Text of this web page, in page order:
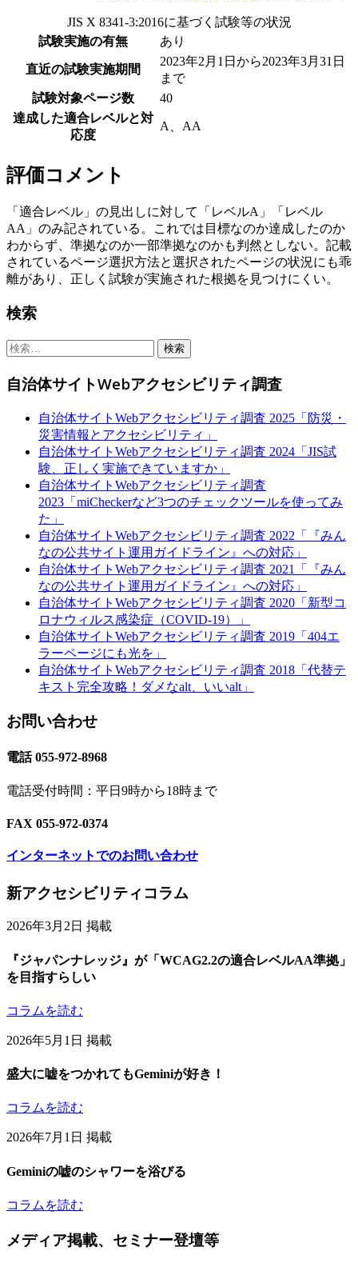
JIS X 8341-3:2016に基づく試験等の状況
試験実施の有無
あり
直近の試験実施期間
2023年2月1日から2023年3月31日
まで
試験対象ページ数
40
達成した適合レベルと対
応度
A、AA
評価コメント
「適合レベル」の見出しに対して「レベルA」「レベル
AA」のみ記されている。これでは目標なのか達成したのか
わからず、準拠なのか一部準拠なのかも判然としない。記載
されているページ選択方法と選択されたページの状況にも乖
離があり、正しく試験が実施された根拠を見つけにくい。
Sidebar
検索
検
自治体サイトWebアクセシビリティ調査
自治体サイトWebアクセシビリティ調査 2025「防災・
災害情報とアクセシビリティ」
自治体サイトWebアクセシビリティ調査 2024「JIS試
験、正しく実施できていますか」
自治体サイトWebアクセシビリティ調査
2023「miCheckerなど3つのチェックツールを使ってみ
た」
自治体サイトWebアクセシビリティ調査 2022「『みん
なの公共サイト運用ガイドライン』への対応」
自治体サイトWebアクセシビリティ調査 2021「『みん
なの公共サイト運用ガイドライン』への対応」
自治体サイトWebアクセシビリティ調査 2020「新型コ
ロナウィルス感染症（COVID-19）」
自治体サイトWebアクセシビリティ調査 2019「404エ
ラーページにも光を」
自治体サイトWebアクセシビリティ調査 2018「代替テ
キスト完全攻略！ダメなalt、いいalt」
お問い合わせ
電話 055-972-8968
電話受付時間：平日9時から18時まで
FAX 055-972-0374
インターネットでのお問い合わせ
Footer
新アクセシビリティコラム
2026年3月2日 掲載
『ジャパンナレッジ』が「WCAG2.2の適合レベルAA準拠」
を目指すらしい
コラムを読む
2026年5月1日 掲載
盛大に嘘をつかれてもGeminiが好き！
コラムを読む
2026年7月1日 掲載
Geminiの嘘のシャワーを浴びる
コラムを読む
メディア掲載、セミナー登壇等